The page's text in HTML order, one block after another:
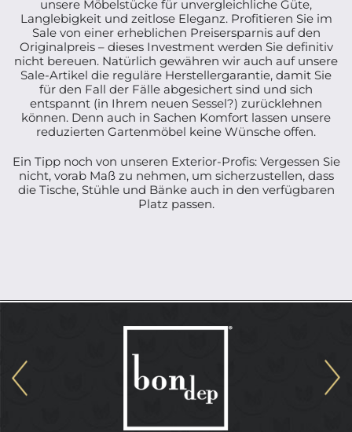
unsere Möbelstücke für unvergleichliche Güte,
Langlebigkeit und zeitlose Eleganz. Profitieren Sie im
Sale von einer erheblichen Preisersparnis auf den
Originalpreis – dieses Investment werden Sie definitiv
nicht bereuen. Natürlich gewähren wir auch auf unsere
Sale-Artikel die reguläre Herstellergarantie, damit Sie
für den Fall der Fälle abgesichert sind und sich
entspannt (in Ihrem neuen Sessel?) zurücklehnen
können. Denn auch in Sachen Komfort lassen unsere
reduzierten Gartenmöbel keine Wünsche offen.
Ein Tipp noch von unseren Exterior-Profis: Vergessen Sie
nicht, vorab Maß zu nehmen, um sicherzustellen, dass
die Tische, Stühle und Bänke auch in den verfügbaren
Platz passen.